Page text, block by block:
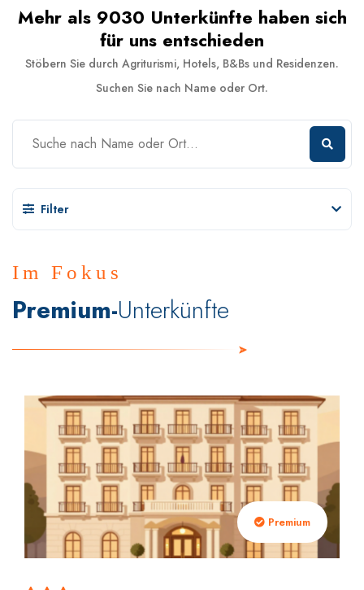
Mehr als 9030 Unterkünfte haben sich
für uns entschieden
Stöbern Sie durch Agriturismi, Hotels, B&Bs und Residenzen.
Suchen Sie nach Name oder Ort.
Filter
Im Fokus
Premium-Unterkünfte
Premium